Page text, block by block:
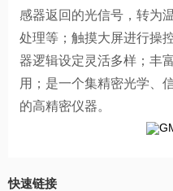
感器返回的光信号，转为
处理等；触摸大屏进行操
器逻辑设定灵活多样；丰
用；是一个集精密光学、
的高精密仪器。
快速链接